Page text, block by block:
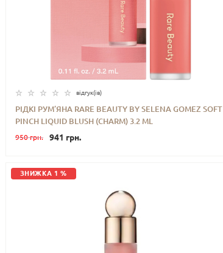
відгук(iв)
РІДКІ РУМ’ЯНА RARE BEAUTY BY SELENA GOMEZ SOFT
PINCH LIQUID BLUSH (CHARM) 3.2 ML
950 грн. 941 грн.
ЗНИЖКА 1 %